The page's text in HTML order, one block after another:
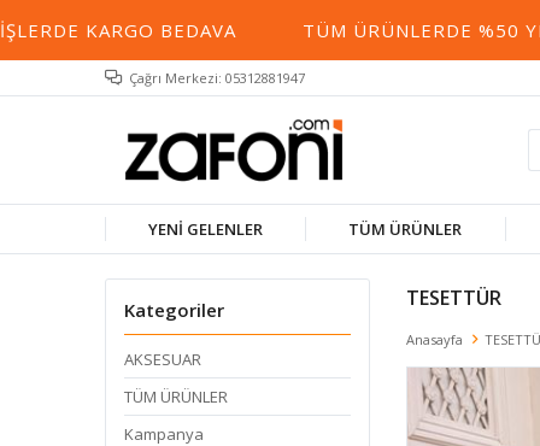
BEDAVA TÜM ÜRÜNLERDE %50 YE VARAN
Çağrı Merkezi: 05312881947
YENİ GELENLER TÜM ÜRÜNLER
Kategoriler
AKSESUAR
TÜM ÜRÜNLER
Kampanya
TESETTÜR
Anasayfa